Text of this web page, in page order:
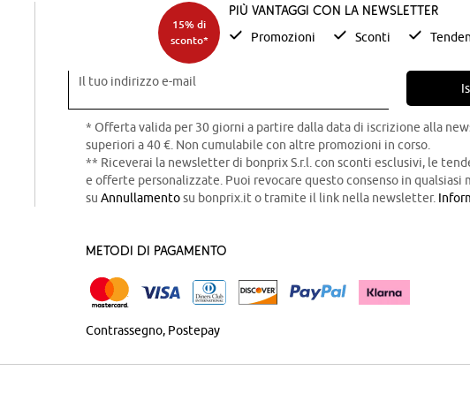
15% di
sconto*
Più vantaggi con la newsletter
Promozioni Sconti
Il tuo indirizzo e-mail
* Offerta valida per 30 giorni a partire dalla data di iscrizione alla
superiori a 40 €. Non cumulabile con altre promozioni in corso.
** Riceverai la newsletter di bonprix S.r.l. con sconti esclusivi, le
e offerte personalizzate. Puoi revocare questo consenso in qualsiasi
su Annullamentosu bonprix.it o tramite il link nella newsletter.
Metodi di pagamento
Contrassegno Postepay